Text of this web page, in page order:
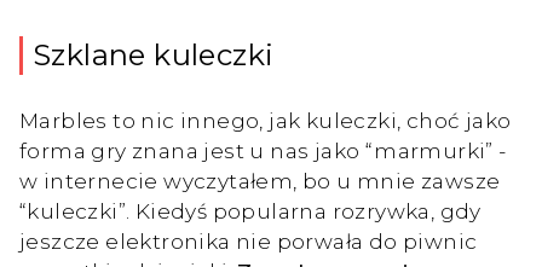
Szklane kuleczki
Marbles to nic innego, jak kuleczki, choć jako
forma gry znana jest u nas jako “marmurki” -
w internecie wyczytałem, bo u mnie zawsze
“kuleczki”. Kiedyś popularna rozrywka, gdy
jeszcze elektronika nie porwała do piwnic